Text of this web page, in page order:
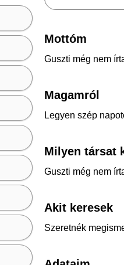
Mottóm
Guszti még nem
Magamról
Legyen szép
Milyen társat
Guszti még nem
Akit keresek
Szeretnék